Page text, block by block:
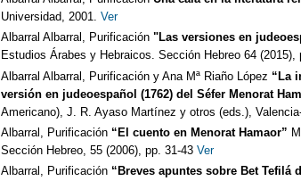
Universidad, 2001.
Ver
Albarral Albarral, Purificación "Las versiones en
Estudios Árabes y Hebraicos. Sección Hebreo 64 (2015),
Albarral Albarral, Purificación y Ana Mª Riaño López “La
versión en judeoespañol (1762) del Séfer Menorat
Americano), J. R. Ayaso Martínez y otros (eds.),
Albarral, Purificación “El cuento en Menorat Hamaor”
Sección Hebreo, 55 (2006), pp. 31-43 Ver
Albarral, Purificación “Breves apuntes sobre Bet Tefilá